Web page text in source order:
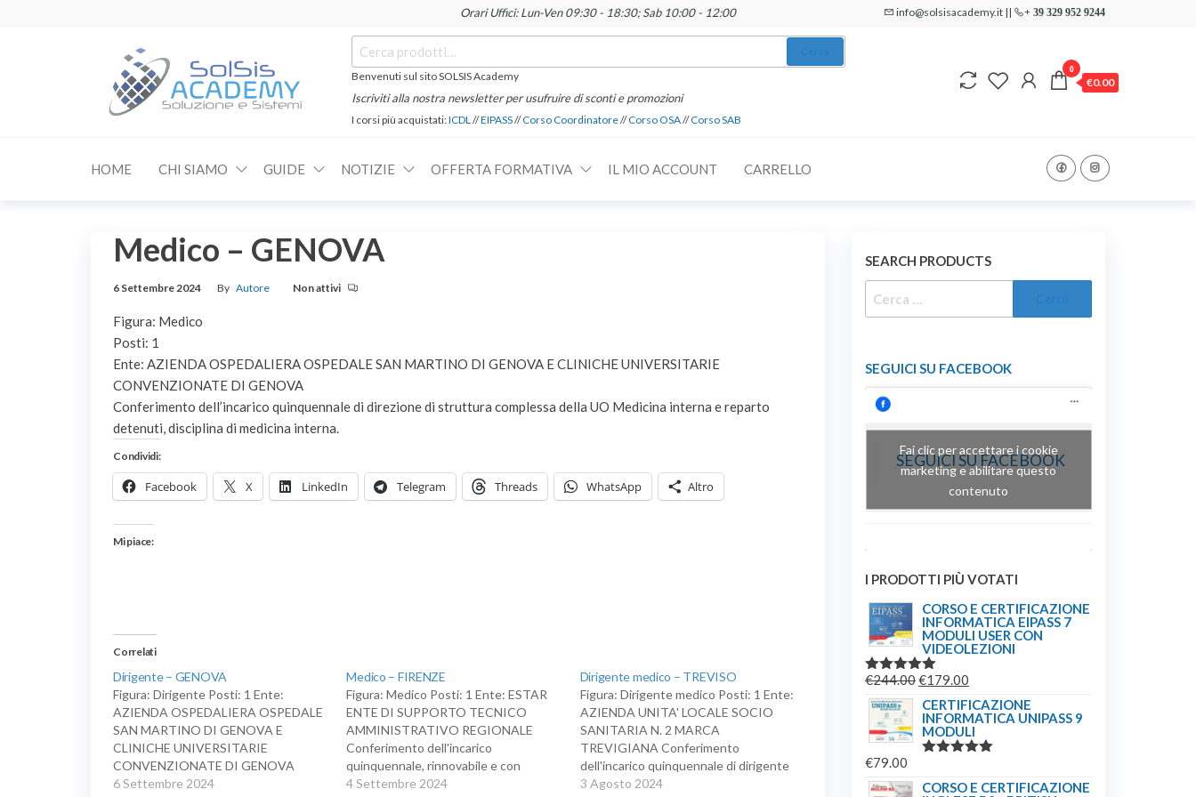
Orari Uffici: Lun-Ven 09:30 - 18:30; Sab 10:00 - 12:00 info@solsisacademy.it || + 39 329 952 9244
e
Cerca:
Benvenuti sul sito SOLSIS Academy
Iscriviti alla nostra newsletter per usufruire di sconti e promozioni
I corsi più acquistati:ICDL//EIPASS//Corso Coordinatore//Corso OSA//Corso SAB
0
€0.00
HOME CHI SIAMO GUIDE NOTIZIE OFFERTA FORMATIVA IL MIO ACCOUNT CARRELLO
Medico – GENOVA
6 Settembre 2024 By Autore Non attivi
Figura: Medico
Posti: 1
Ente: AZIENDA OSPEDALIERA OSPEDALE SAN MARTINO DI GENOVA E CLINICHE UNIVERSITARIE
CONVENZIONATE DI GENOVA
Conferimento dell’incarico quinquennale di direzione di struttura complessa della UO Medicina interna e reparto
detenuti, disciplina di medicina interna.
Condividi:
Facebook X LinkedIn Telegram Threads WhatsApp Altro
Mi piace:
Correlati
Dirigente – GENOVA
Figura: Dirigente Posti: 1 Ente:
AZIENDA OSPEDALIERA OSPEDALE
SAN MARTINO DI GENOVA E
CLINICHE UNIVERSITARIE
CONVENZIONATE DI GENOVA
Conferimento dell'incarico
6 Settembre 2024
Medico – FIRENZE
Figura: Medico Posti: 1 Ente: ESTAR
ENTE DI SUPPORTO TECNICO
AMMINISTRATIVO REGIONALE
Conferimento dell'incarico
quinquennale, rinnovabile e con
rapporto esclusivo, di direzione della
4 Settembre 2024
Dirigente medico – TREVISO
Figura: Dirigente medico Posti: 1 Ente:
AZIENDA UNITA' LOCALE SOCIO
SANITARIA N. 2 MARCA
TREVIGIANA Conferimento
dell'incarico quinquennale di dirigente
medico, direzione di struttura
3 Agosto 2024
SEARCH PRODUCTS
SEGUICI SU FACEBOOK
SEGUICI SU FACEBOOK
Fai clic per accettare i cookie
marketing e abilitare questo
contenuto
I PRODOTTI PIÙ VOTATI
CORSO E CERTIFICAZIONE
INFORMATICA EIPASS 7
MODULI USER CON
VIDEOLEZIONI
VALUTATO
5.00SU 5
€244.00IL
PREZZO
ORIGINALE
ERA:
€179.00
PREZZO
ATTUALE
È:
CERTIFICAZIONE
INFORMATICA UNIPASS 9
MODULI
€79.00
CORSO E CERTIFICAZIONE